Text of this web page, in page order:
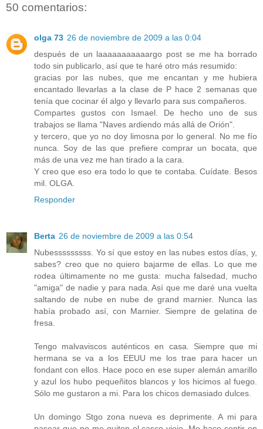
50 comentarios:
olga 73 26 de noviembre de 2009 a las 0:04
después de un laaaaaaaaaaargo post se me ha borrado
todo sin publicarlo, así que te haré otro más resumido:
gracias por las nubes, que me encantan y me hubiera
encantado llevarlas a la clase de P hace 2 semanas que
tenía que cocinar él algo y llevarlo para sus compañeros.
Compartes gustos con Ismael. De hecho uno de sus
trabajos se llama "Naves ardiendo más allá de Orión".
y tercero, que yo no doy limosna por lo general. No me fío
nunca. Soy de las que prefiere comprar un bocata, que
más de una vez me han tirado a la cara.
Y creo que eso era todo lo que te contaba. Cuídate. Besos
mil. OLGA.
Responder
Berta 26 de noviembre de 2009 a las 0:54
Nubesssssssss. Yo sí que estoy en las nubes estos días, y,
sabes? creo que no quiero bajarme de ellas. Lo que me
rodea últimamente no me gusta: mucha falsedad, mucho
"amiga" de nadie y para nada. Así que me daré una vuelta
saltando de nube en nube de grand marnier. Nunca las
había probado así, con Marnier. Siempre de gelatina de
fresa.
Tengo malvaviscos auténticos en casa. Siempre que mi
hermana se va a los EEUU me los trae para hacer un
fondant con ellos. Hace poco en ese super alemán amarillo
y azul los hubo pequeñitos blancos y los hicimos al fuego.
Sólo me gustaron a mi. Para los chicos demasiado dulces.
Un domingo Stgo zona nueva es deprimente. A mi para